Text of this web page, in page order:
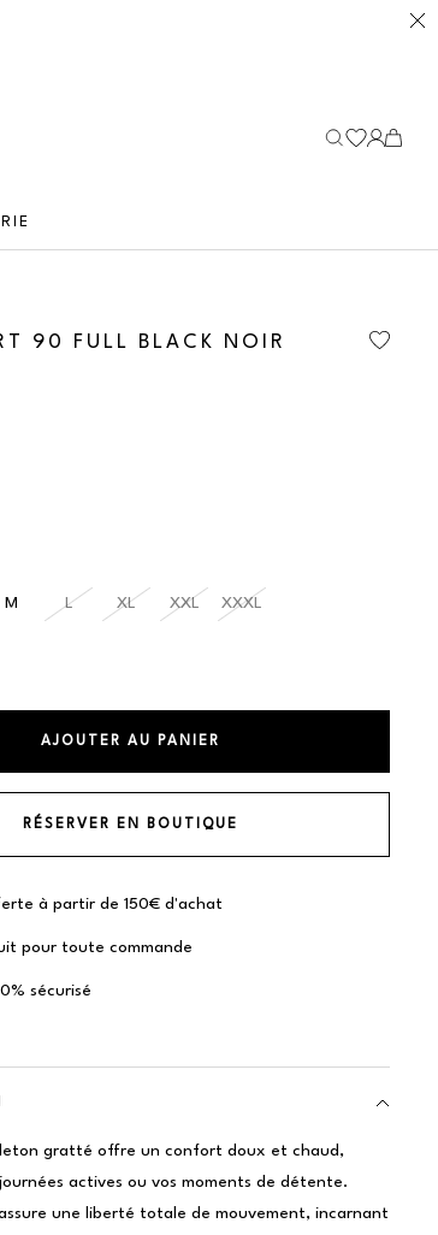
90 FULL BLACK NOIR
M L XL XXL XXXL
AJOUTER AU PANIER
RÉSERVER EN BOUTIQUE
à partir de 150€ d'achat
pour toute commande
sécurisé
gratté offre un confort doux et chaud,
actives ou vos moments de détente.
une liberté totale de mouvement, incarnant